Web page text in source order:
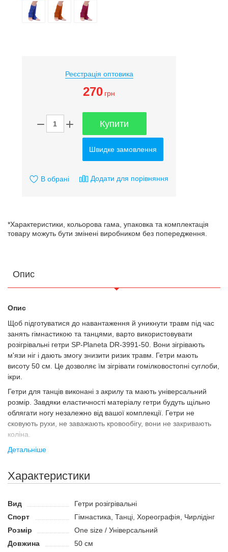
Реєстрація оптовика
270 грн
Купити
Швидке замовлення
В обрані Додати для порівняння
*Характеристики, кольорова гама, упаковка та комплектація
товару можуть бути змінені виробником без попередження.
Опис
Опис
Щоб підготуватися до навантаження й уникнути травм під час
занять гімнастикою та танцями, варто використовувати
розігрівальні гетри SP-Planeta DR-3991-50. Вони зігрівають
м'язи ніг і дають змогу знизити ризик травм. Гетри мають
висоту 50 см. Це дозволяє їм зігрівати гомілковостопні суглоби,
ікри.
Гетри для танців виконані з акрилу та мають універсальний
розмір. Завдяки еластичності матеріалу гетри будуть щільно
облягати ногу незалежно від вашої комплекції. Гетри не
сковують рухи, не заважають кровообігу, вони не закривають
коліна.
Конструкція екіпірування передбачає відкриті п'яти та
чешки або інше спеціальне взуття.
Призначення
Якісний розігрів дуже важливий в хореографії, адже це
гетри перед початком виступу або тренування. Вони
зберігатимуть тепло тіла і підтримуватимуть м'язи та зв'язки в
розігрітому стані.
Детальніше
Характеристики
Вид
Гетри розігрівальні
Спорт
Гімнастика, Танці, Хореографія, Чирлідінг
Розмір
One size / Універсальний
Довжина
50 см